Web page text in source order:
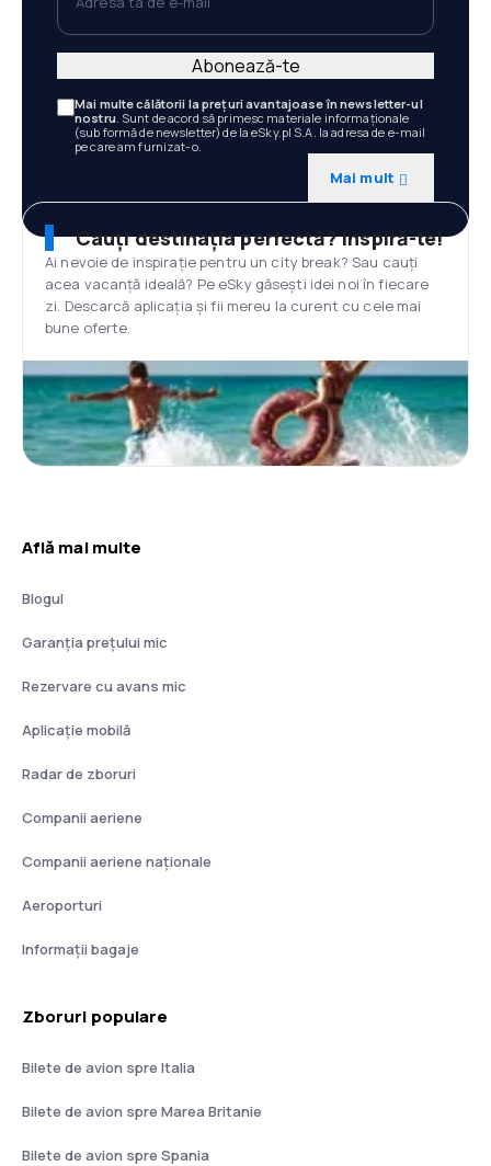
Mai multe călătorii la prețuri avantajoase în newsletter-ul
nostru. Sunt de acord să primesc materiale informaționale
(sub formă de newsletter) de la eSky.pl S.A. la adresa de e-mail
pe care am furnizat-o.
Mai mult
Abonează-te
Cauți destinația perfectă? Inspiră-te!
Ai nevoie de inspirație pentru un city break? Sau cauți
acea vacanță ideală? Pe eSky găsești idei noi în fiecare
zi. Descarcă aplicația și fii mereu la curent cu cele mai
bune oferte.
Află mai multe
Blogul
Garanția prețului mic
Rezervare cu avans mic
Aplicație mobilă
Radar de zboruri
Companii aeriene
Companii aeriene naţionale
Aeroporturi
Informații bagaje
Zboruri populare
Bilete de avion spre Italia
Bilete de avion spre Marea Britanie
Bilete de avion spre Spania